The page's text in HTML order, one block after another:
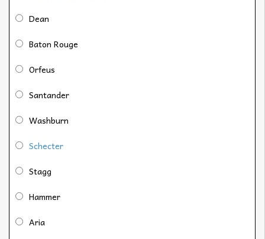
Dean
Baton Rouge
Orfeus
Santander
Washburn
Schecter
Stagg
Hammer
Aria